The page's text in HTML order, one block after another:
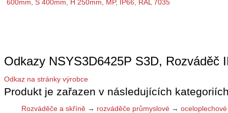
Odkazy NSYS3D6425P S3D, Rozváděč
Odkaz na stránky výrobce
Produkt je zařazen v následujících
Rozváděče a skříně → rozváděče průmyslové → oceloplechové